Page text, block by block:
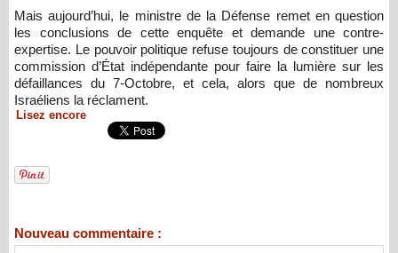
Mais aujourd’hui, le ministre de la Défense remet en question
les conclusions de cette enquête et demande une contre-
expertise. Le pouvoir politique refuse toujours de constituer une
commission d’État indépendante pour faire la lumière sur les
défaillances du 7-Octobre, et cela, alors que de nombreux
Israéliens la réclament.
Lisez encore
Nouveau commentaire :